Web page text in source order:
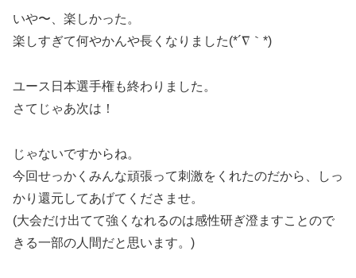
いや〜、楽しかった。
楽しすぎて何やかんや長くなりました(*´∇｀*)
ユース日本選手権も終わりました。
さてじゃあ次は！
じゃないですからね。
今回せっかくみんな頑張って刺激をくれたのだから、しっ
かり還元してあげてくださませ。
(大会だけ出てて強くなれるのは感性研ぎ澄ますことので
きる一部の人間だと思います。)